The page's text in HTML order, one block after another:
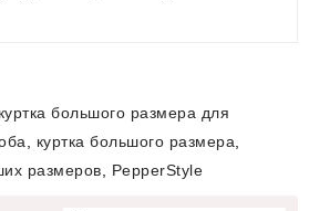
большого размера для
куртка большого размера
размеров
PepperStyle